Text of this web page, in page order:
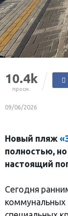
10.4k
просм.
09/06/2026
Новый пляж
полностью,
настоящий
Сегодня